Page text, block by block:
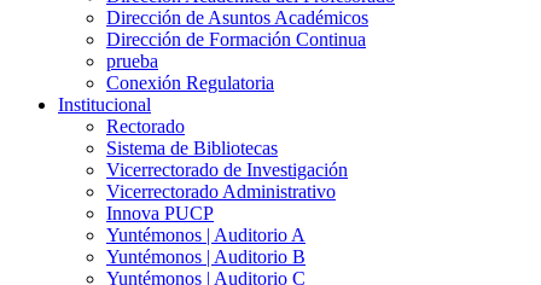
Dirección de Asuntos Académicos
Dirección de Formación Continua
prueba
Conexión Regulatoria
Institucional
Rectorado
Sistema de Bibliotecas
Vicerrectorado de Investigación
Vicerrectorado Administrativo
Innova PUCP
Yuntémonos | Auditorio A
Yuntémonos | Auditorio B
Yuntémonos | Auditorio C